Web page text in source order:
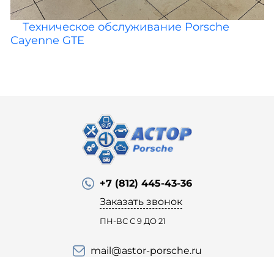
Техническое обслуживание Porsche
Cayenne GTE
+7 (812) 445-43-36
Заказать звонок
ПН-ВС С 9 ДО 21
mail@astor-porsche.ru